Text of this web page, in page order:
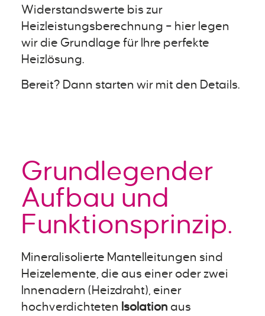
Widerstandswerte bis zur
Heizleistungsberechnung – hier legen
wir die Grundlage für Ihre perfekte
Heizlösung.
Bereit? Dann starten wir mit den Details.
Grundlegender
Aufbau und
Funktionsprinzip.
Mineralisolierte Mantelleitungen sind
Heizelemente, die aus einer oder zwei
Innenadern (Heizdraht), einer
hochverdichteten Isolation aus